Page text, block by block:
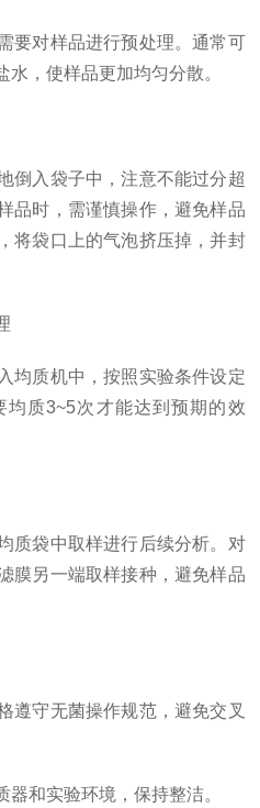
对样品进行预处理。通常可
水，使样品更加均匀分散。
入袋子中，注意不能过分超
品时，需谨慎操作，避免样品
将袋口上的气泡挤压掉，并封
质机中，按照实验条件设定
质3~5次才能达到预期的效
袋中取样进行后续分析。对
膜另一端取样接种，避免样品
守无菌操作规范，避免交叉
和实验环境，保持整洁。